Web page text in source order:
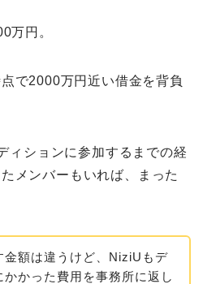
万円。
で2000万円近い借金を背負
ィションに参加するまでの経
メンバーもいれば、まった
金額は違うけど、NiziUもデ
かかった費用を事務所に返し